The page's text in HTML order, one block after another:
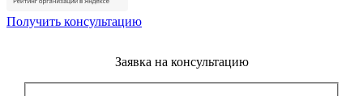
Получить консультацию
Заявка на консультацию